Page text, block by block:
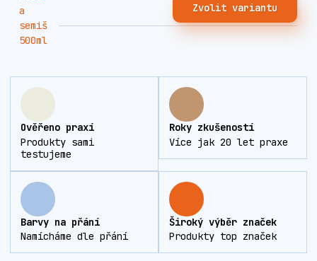
Zvolit variantu
Ověřeno praxí
Produkty sami
testujeme
Roky zkušeností
Více jak 20 let praxe
Barvy na přání
Namícháme dle přání
Široký výběr značek
Produkty top značek